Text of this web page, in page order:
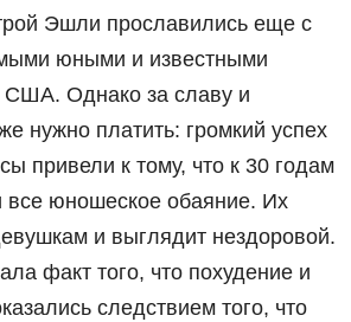
Эшли прославились еще с
юными и известными
Однако за славу и
нужно платить: громкий успех
привели к тому, что к 30 годам
все юношеское обаяние. Их
и выглядит нездоровой.
факт того, что похудение и
следствием того, что